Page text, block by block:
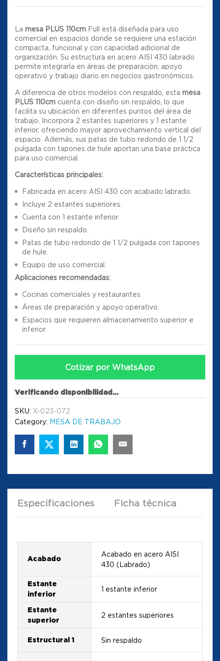
La mesa PLUS 110cm Full está diseñada para uso
comercial en espacios donde se requiere una estación
compacta, funcional y con capacidad adicional de
organización. Su estructura en acero AISI 430 labrado
permite integrarla en áreas de preparación, apoyo
operativo y trabajo diario en negocios gastronómicos.
A diferencia de otros modelos con respaldo, esta mesa
PLUS 110cm cuenta con diseño sin respaldo, lo que
facilita su ubicación en diferentes puntos del área de
trabajo. Incorpora 2 estantes superiores y 1 estante
inferior, ofreciendo mayor aprovechamiento vertical del
espacio. Además, sus patas de tubo redondo de 1 1/2
pulgada con tapones de hule aportan una base práctica
para uso comercial.
Características principales:
Fabricada en acero AISI 430 con acabado labrado.
Incluye 2 estantes superiores.
Cuenta con 1 estante inferior.
Diseño sin respaldo.
Patas de tubo redondo de 1 1/2 pulgada con tapones
de hule.
Equipo de uso comercial.
Aplicaciones recomendadas:
Cocinas comerciales y restaurantes.
Áreas de preparación y apoyo operativo.
Espacios que requieren almacenamiento superior e
inferior.
Cotizar por WhatsApp
Verificando disponibilidad...
SKU: X-023-072
Category: MESA DE TRABAJO
Especificaciones Ficha técnica
Acabado
Acabado en acero AISI
430 (Labrado)
Estante
inferior
1 estante inferior
Estante
superior
2 estantes superiores
Estructural 1 Sin respaldo